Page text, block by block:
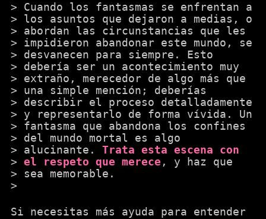
Cuando los fantasmas se enfrentan a
los asuntos que dejaron a medias, o
abordan las circunstancias que les
impidieron abandonar este mundo, se
desvanecen para siempre. Esto
debería ser un acontecimiento muy
extraño, merecedor de algo más que
una simple mención; deberías
describir el proceso detalladamente
y representarlo de forma vívida. Un
fantasma que abandona los confines
del mundo mortal es algo
alucinante. Trata esta escena con
el respeto que merece, y haz que
sea memorable.
Si necesitas más ayuda para entender